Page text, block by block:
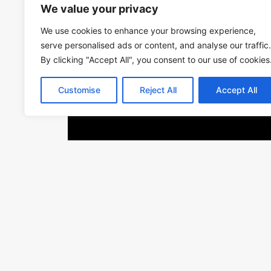
We value your privacy
We use cookies to enhance your browsing experience,
serve personalised ads or content, and analyse our traffic.
By clicking "Accept All", you consent to our use of
Customise Reject All Accept All